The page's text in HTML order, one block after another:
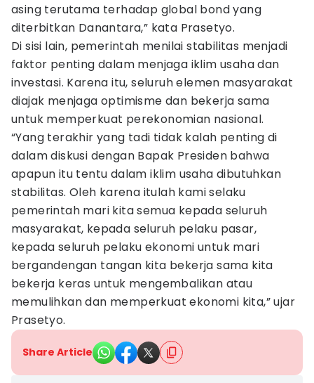
asing terutama terhadap global bond yang
diterbitkan Danantara,” kata Prasetyo.
Di sisi lain, pemerintah menilai stabilitas menjadi
faktor penting dalam menjaga iklim usaha dan
investasi. Karena itu, seluruh elemen masyarakat
diajak menjaga optimisme dan bekerja sama
untuk memperkuat perekonomian nasional.
“Yang terakhir yang tadi tidak kalah penting di
dalam diskusi dengan Bapak Presiden bahwa
apapun itu tentu dalam iklim usaha dibutuhkan
stabilitas. Oleh karena itulah kami selaku
pemerintah mari kita semua kepada seluruh
masyarakat, kepada seluruh pelaku pasar,
kepada seluruh pelaku ekonomi untuk mari
bergandengan tangan kita bekerja sama kita
bekerja keras untuk mengembalikan atau
memulihkan dan memperkuat ekonomi kita,” ujar
Prasetyo.
Share Article